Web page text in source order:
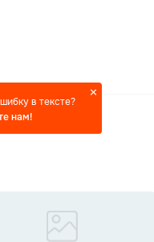
в тексте?
нам!